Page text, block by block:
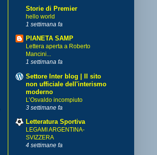
Storie di Premier
hello world
1 settimana fa
PIANETA SAMP
Lettera aperta a Roberto
Mancini...
1 settimana fa
Settore Inter blog | Il sito
non ufficiale dell'interismo
moderno
L’Osvaldo incompiuto
3 settimane fa
Letteratura Sportiva
LEGAMI ARGENTINA-
SVIZZERA
4 settimane fa